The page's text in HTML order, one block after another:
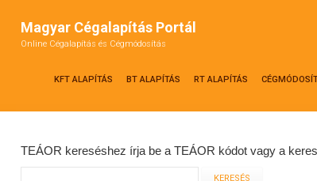
Magyar Cégalapítás Portál
Online Cégalapítás és Cégmódosítás
KFT ALAPÍTÁS BT ALAPÍTÁS RT ALAPÍTÁS
TEÁOR kereséshez írja be a TEÁOR kódot vagy a